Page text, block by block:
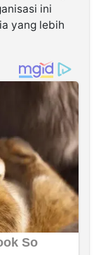
ini
yang lebih